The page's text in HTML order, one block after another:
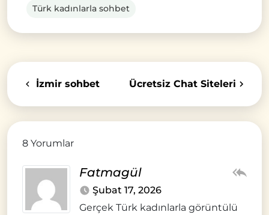
Türk kadınlarla sohbet
İzmir sohbet Ücretsiz Chat Siteleri
8 Yorumlar
Fatmagül
Şubat 17, 2026
Gerçek Türk kadınlarla görüntülü